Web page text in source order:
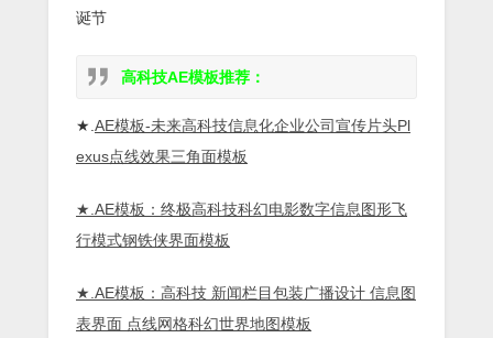
诞节
高科技AE模板推荐：
★. AE模板-未来高科技信息化企业公司宣传片头Pl
exus点线效果三角面模板
★.AE模板：终极高科技科幻电影数字信息图形飞
行模式钢铁侠界面模板
★.AE模板：高科技 新闻栏目包装广播设计 信息图
表界面 点线网格科幻世界地图模板